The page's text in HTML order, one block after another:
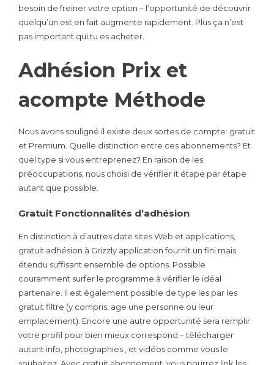
besoin de freiner votre option – l’opportunité de découvrir
quelqu’un est en fait augmente rapidement. Plus ça n’est
pas important qui tu es acheter.
Adhésion Prix et
acompte Méthode
Nous avons souligné il existe deux sortes de compte: gratuit
et Premium. Quelle distinction entre ces abonnements? Et
quel type si vous entreprenez? En raison de les
préoccupations, nous choisi de vérifier it étape par étape
autant que possible.
Gratuit Fonctionnalités d’adhésion
En distinction à d’autres date sites Web et applications,
gratuit adhésion à Grizzly application fournit un fini mais
étendu suffisant ensemble de options. Possible
couramment surfer le programme à vérifier le idéal
partenaire. Il est également possible de type les par les
gratuit filtre (y compris, age une personne ou leur
emplacement). Encore une autre opportunité sera remplir
votre profil pour bien mieux correspond – télécharger
autant info, photographies , et vidéos comme vous le